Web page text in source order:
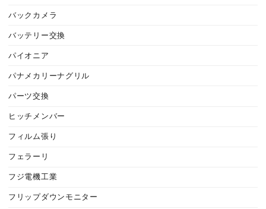
バックカメラ
バッテリー交換
パイオニア
パナメカリーナグリル
パーツ交換
ヒッチメンバー
フィルム張り
フェラーリ
フジ電機工業
フリップダウンモニター